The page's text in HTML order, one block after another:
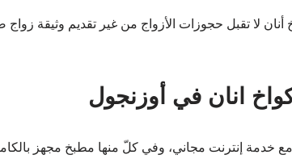
أنان لا تقبل حجوزات الأزواج من غير تقديم وثيقة
انان في أوزنجول
مع خدمة إنترنت مجاني، وفي كلّ منها مطبخ مجهز